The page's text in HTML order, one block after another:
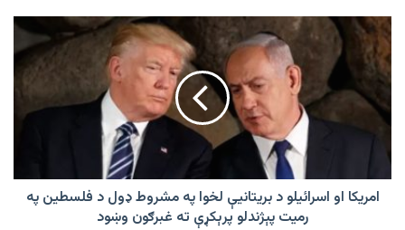
نیولي
دي
امريکا
او
اسرائيلو
د
بريتانيې
لخوا
مشروط
ډول
امريکا او اسرائيلو د بريتانيې لخوا په مشروط ډول د فلسطين په
رمیت پېژندلو پرېکړې ته غبرګون وښود